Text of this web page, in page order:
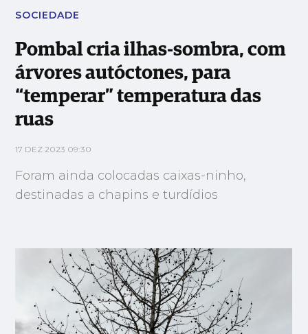
SOCIEDADE
Pombal cria ilhas-sombra, com
árvores autóctones, para
“temperar” temperatura das
ruas
17 DEZ 2023 09:30
Foram ainda colocadas caixas-ninho,
destinadas a chapins e turdídios